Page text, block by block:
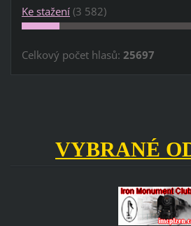
Ke stažení (3 582)
Celkový počet hlasů: 25697
VYBRANÉ